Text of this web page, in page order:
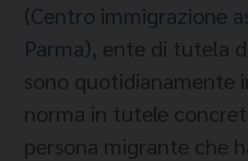
(Centro immigrazione
Parma), ente di tutela
sono quotidianamente
norma in tutele
persona migrante che